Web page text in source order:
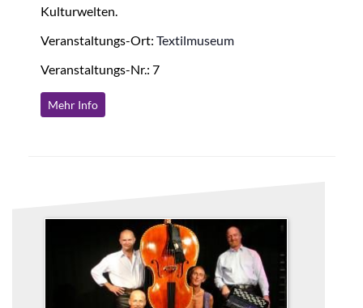
Kulturwelten.
Veranstaltungs-Ort: Textilmuseum
Veranstaltungs-Nr.: 7
Mehr Info